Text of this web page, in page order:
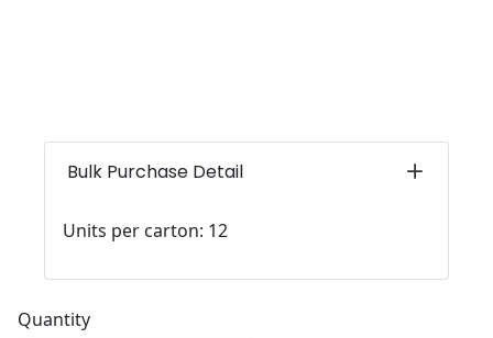
Bulk Purchase Detail
Units per carton: 12
Quantity